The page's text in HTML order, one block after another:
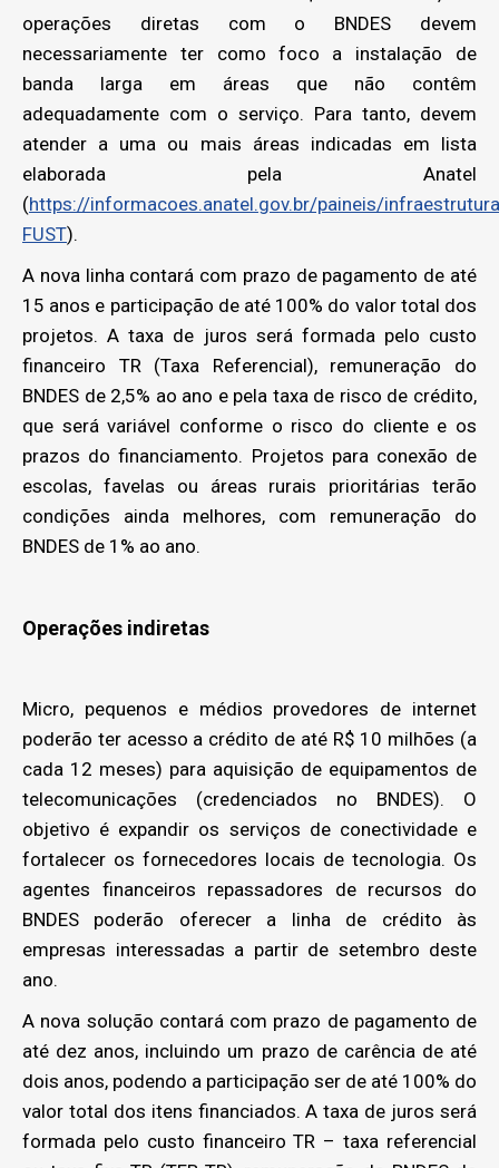
operações diretas com o BNDES devem
necessariamente ter como foco a instalação de
banda larga em áreas que não contêm
adequadamente com o serviço. Para tanto, devem
atender a uma ou mais áreas indicadas em lista
elaborada pela Anatel
(https://informacoes.anatel.gov.br/paineis/
FUST).
A nova linha contará com prazo de pagamento de até
15 anos e participação de até 100% do valor total dos
projetos. A taxa de juros será formada pelo custo
financeiro TR (Taxa Referencial), remuneração do
BNDES de 2,5% ao ano e pela taxa de risco de crédito,
que será variável conforme o risco do cliente e os
prazos do financiamento. Projetos para conexão de
escolas, favelas ou áreas rurais prioritárias terão
condições ainda melhores, com remuneração do
BNDES de 1% ao ano.
Operações indiretas
Micro, pequenos e médios provedores de internet
poderão ter acesso a crédito de até R$ 10 milhões (a
cada 12 meses) para aquisição de equipamentos de
telecomunicações (credenciados no BNDES). O
objetivo é expandir os serviços de conectividade e
fortalecer os fornecedores locais de tecnologia. Os
agentes financeiros repassadores de recursos do
BNDES poderão oferecer a linha de crédito às
empresas interessadas a partir de setembro deste
ano.
A nova solução contará com prazo de pagamento de
até dez anos, incluindo um prazo de carência de até
dois anos, podendo a participação ser de até 100% do
valor total dos itens financiados. A taxa de juros será
formada pelo custo financeiro TR – taxa referencial